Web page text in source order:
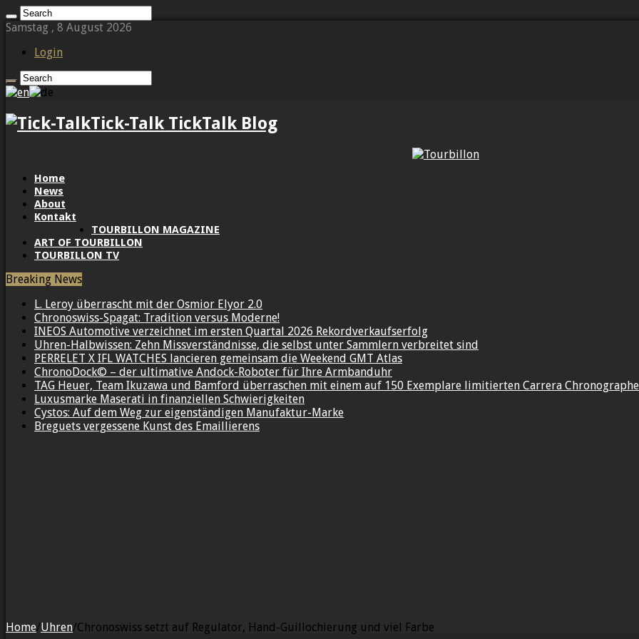
Samstag , 8 August 2026
Login
Tick-Talk TickTalk Blog
Home
News
About
Kontakt
TOURBILLON MAGAZINE
ART OF TOURBILLON
TOURBILLON TV
Breaking News
L. Leroy überrascht mit der Osmior Elyor 2.0
Chronoswiss-Spagat: Tradition versus Moderne!
INEOS Automotive verzeichnet im ersten Quartal 2026 Rekordverkaufserfolg
Uhren-Halbwissen: Zehn Missverständnisse, die selbst unter Sammlern verbreitet sind
PERRELET X IFL WATCHES lancieren gemeinsam die Weekend GMT Atlas
ChronoDock© – der ultimative Andock-Roboter für Ihre Armbanduhr
TAG Heuer, Team Ikuzawa und Bamford überraschen mit einem auf 150 Exemplare limitierten Carrera
Luxusmarke Maserati in finanziellen Schwierigkeiten
Cystos: Auf dem Weg zur eigenständigen Manufaktur-Marke
Breguets vergessene Kunst des Emaillierens
Home/Uhren/Chronoswiss setzt auf Regulator, Hand-Guillochierung und viel Farbe